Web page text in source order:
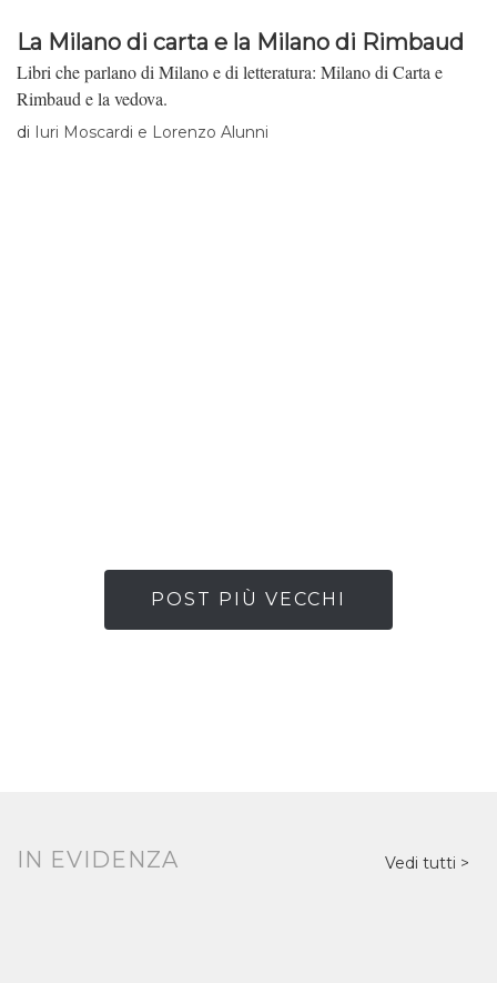
La Milano di carta e la Milano di Rimbaud
Libri che parlano di Milano e di letteratura: Milano di Carta e
Rimbaud e la vedova.
di Iuri Moscardi e Lorenzo Alunni
POST PIÙ VECCHI
IN EVIDENZA Vedi tutti